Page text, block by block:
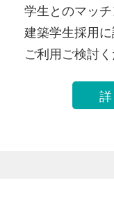
学生とのマッチ
建築学生採用
ご利用ご検討く